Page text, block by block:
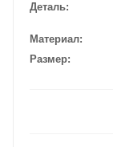
Деталь
Материал
Размер